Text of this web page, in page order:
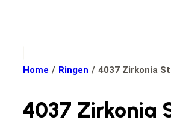
Home / Ringen / 4037 Zirkonia
4037 Zirkonia